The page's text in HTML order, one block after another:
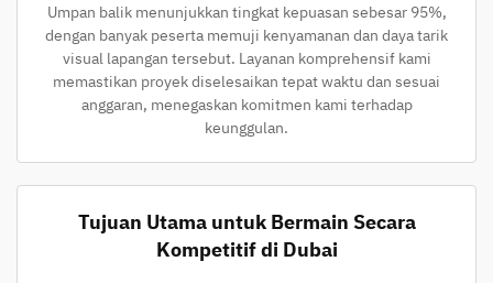
Umpan balik menunjukkan tingkat kepuasan sebesar 95%,
dengan banyak peserta memuji kenyamanan dan daya tarik
visual lapangan tersebut. Layanan komprehensif kami
memastikan proyek diselesaikan tepat waktu dan sesuai
anggaran, menegaskan komitmen kami terhadap
keunggulan.
Tujuan Utama untuk Bermain Secara
Kompetitif di Dubai